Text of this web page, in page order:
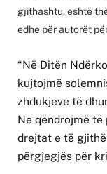
gjithashtu, është
edhe për autorët
“Në Ditën
kujtojmë
zhdukjeve të
Ne qëndrojmë
drejtat e të
përgjegjës për